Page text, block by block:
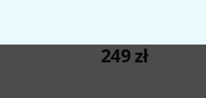
249 zł